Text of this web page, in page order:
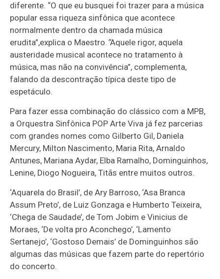
diferente. “O que eu busquei foi trazer para a música
popular essa riqueza sinfônica que acontece
normalmente dentro da chamada música
erudita”,explica o Maestro. “Aquele rigor, aquela
austeridade musical acontece no tratamento à
música, mas não na convivência”, complementa,
falando da descontração típica deste tipo de
espetáculo.
Para fazer essa combinação do clássico com a MPB,
a Orquestra Sinfônica POP Arte Viva já fez parcerias
com grandes nomes como Gilberto Gil, Daniela
Mercury, Milton Nascimento, Maria Rita, Arnaldo
Antunes, Mariana Aydar, Elba Ramalho, Dominguinhos,
Lenine, Diogo Nogueira, Titãs entre muitos outros.
‘Aquarela do Brasil’, de Ary Barroso, ‘Asa Branca
Assum Preto’, de Luiz Gonzaga e Humberto Teixeira,
‘Chega de Saudade’, de Tom Jobim e Vinicius de
Moraes, ‘De volta pro Aconchego’, ‘Lamento
Sertanejo’, ‘Gostoso Demais’ de Dominguinhos são
algumas das músicas que fazem parte do repertório
do concerto.